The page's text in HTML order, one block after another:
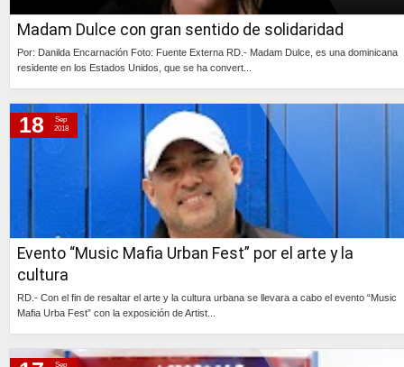
Madam Dulce con gran sentido de solidaridad
Por: Danilda Encarnación Foto: Fuente Externa RD.- Madam Dulce, es una dominicana
residente en los Estados Unidos, que se ha convert...
Evento “Music Mafia Urban Fest” por el arte y la
cultura
RD.- Con el fin de resaltar el arte y la cultura urbana se llevara a cabo el evento “Music
Mafia Urba Fest” con la exposición de Artist...
18
Sep
2018
Sep